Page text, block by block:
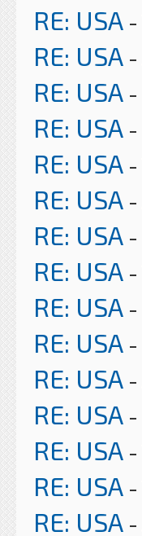
RE: USA -
RE: USA -
RE: USA -
RE: USA -
RE: USA -
RE: USA -
RE: USA -
RE: USA -
RE: USA -
RE: USA -
RE: USA -
RE: USA -
RE: USA -
RE: USA -
RE: USA -